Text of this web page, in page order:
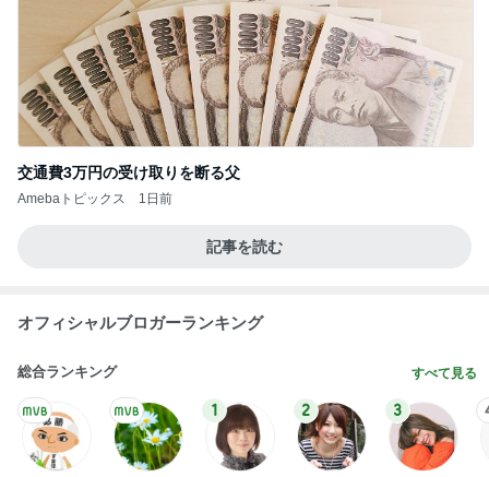
交通費3万円の受け取りを断る父
Amebaトピックス 1日前
記事を読む
オフィシャルブロガーランキング
総合ランキング すべて見る
1 2 3